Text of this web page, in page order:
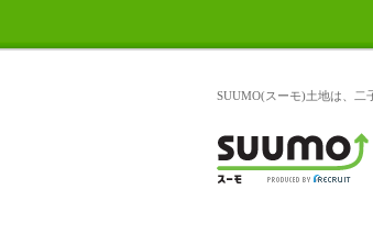
SUUMO(スーモ)土地は、二